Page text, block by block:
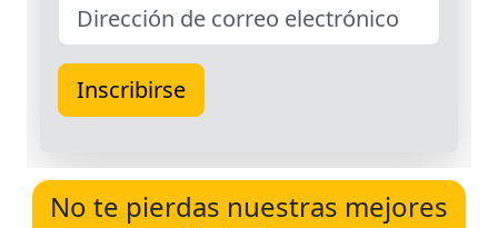
No te pierdas nuestras mejores